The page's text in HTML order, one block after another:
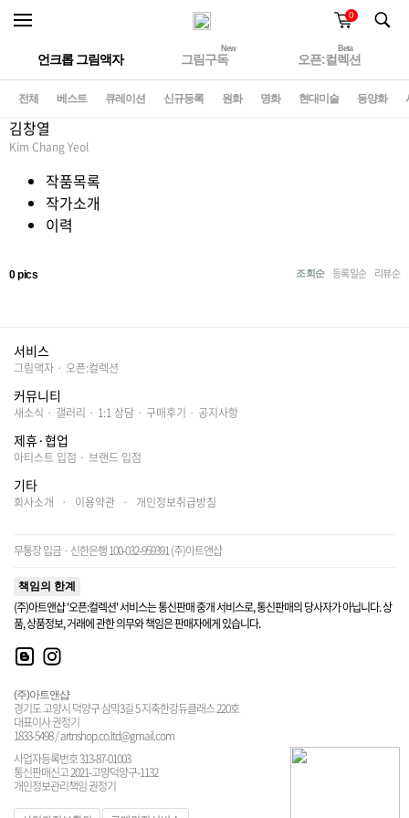
0
언크롭 그림액자
New
그림구독
Beta
오픈:컬렉션
전체 베스트 큐레이션 신규등록 원화 명화 현대미술 동양화
김창열
Kim Chang Yeol
작품목록
작가소개
이력
0 pics 조회순 등록일순 리뷰순
서비스
그림액자 · 오픈:컬렉션
커뮤니티
새소식 · 갤러리 · 1:1 상담 · 구매후기 · 공지사항
제휴·협업
아티스트 입점 · 브랜드 입점
기타
회사소개 · 이용약관 · 개인정보취급방침
무통장 입금 · 신한은행 100-032-959391 (주)아트앤샵
책임의 한계
(주)아트앤샵 '오픈:컬렉션' 서비스는 통신판매 중개 서비스로, 통신판매의 당사자가 아닙니다. 상
품, 상품정보, 거래에 관한 의무와 책임은 판매자에게 있습니다.
(주)아트앤샵
경기도 고양시 덕양구 삼막3길 5 지축한강듀클래스 220호
대표이사 권정기
1833-5498 / artnshop.co.ltd@gmail.com
사업자등록번호 313-87-01003
통신판매신고 2021-고양덕양구-1132
개인정보관리책임 권정기